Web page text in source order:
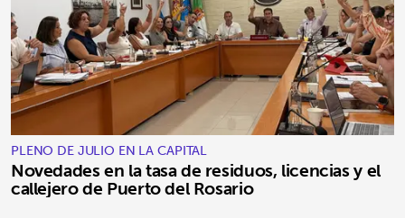
PLENO DE JULIO EN LA CAPITAL
Novedades en la tasa de residuos, licencias y el
callejero de Puerto del Rosario